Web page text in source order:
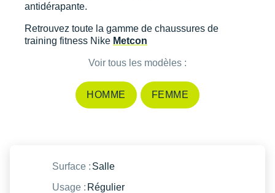
antidérapante.
Retrouvez toute la gamme de chaussures de
training fitness Nike Metcon
Voir tous les modèles :
HOMME FEMME
Surface : Salle
Usage : Régulier